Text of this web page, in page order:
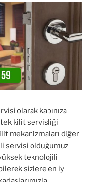
olarak kapınıza
kilit servisliği
mekanizmaları diğer
servisi olduğumuz
teknolojili
sizlere en iyi